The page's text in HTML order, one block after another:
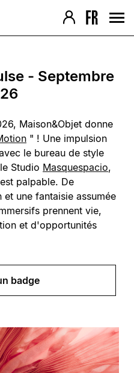
- Septembre
Maison&Objet donne
" ! Une impulsion
le bureau de style
Studio Masquespacio,
palpable. De
une fantaisie assumée
prennent vie,
et d'opportunités
badge